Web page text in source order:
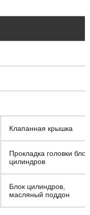
Клапанная крышка
Прокладка головки
цилиндров
Блок цилиндров,
масляный поддон